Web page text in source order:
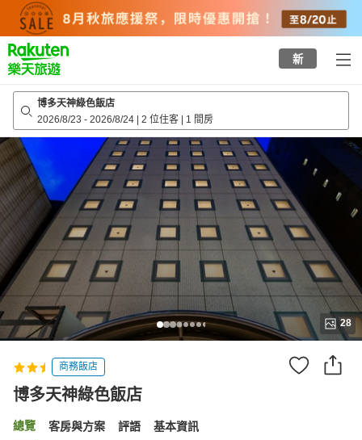
top
page
新
博多天神綠色飯店
2026/8/23 - 2026/8/24 | 2 位住客 | 1 間房
28
商務飯店
博多天神綠色飯店
總覽 客房與方案 評語 基本資訊